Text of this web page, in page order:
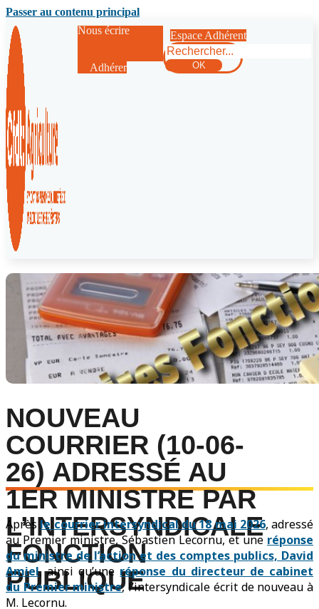
Passer au contenu principal
Nous écrire
Adhérer
Espace Adhérent
Rechercher
OK
NOUVEAU
COURRIER (10-06-
26) ADRESSÉ AU
1ER MINISTRE PAR
L’INTERSYNDICALE
FONCTION
PUBLIQUE
Après le courrier intersyndical du 18 mai 2026, adressé
au Premier ministre, Sébastien Lecornu, et une réponse
du ministre de l’action et des comptes publics, David
Amiel, ainsi qu’une réponse du directeur de cabinet
du Premier ministre, l’intersyndicale écrit de nouveau à
M. Lecornu.